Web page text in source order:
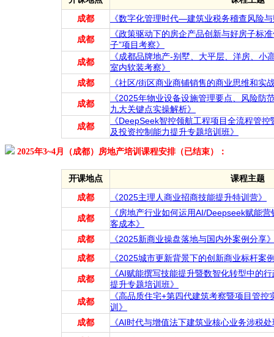
成都 《数字化管理时代—建筑业税务稽查风险
成都
《政策驱动下的房企产品创新与好房子标
子”项目考察》
成都
《成都品牌地产-别墅、大平层、洋房、小
室内软装考察》
成都
《社区/街区商业商铺销售的商业思维和实
成都
《2025年物业设备设施管理要点、风险防
九大关键点实操解析》
成都
《DeepSeek智控领航工程项目全流程管
及投资控制能力提升专题培训班》
2025年3~4月（成都）房地产培训课程安排（已结束）：
开课地点 课程主题
成都 《2025主理人商业招商技能提升特训营》
成都
《房地产行业如何运用AI/Deepseek赋能
客成本》
成都
《2025新商业操盘落地与国内外案例分享
成都
《2025城市更新背景下的创新商业标杆案
成都
《AI赋能撰写技能提升暨数智化转型中的
提升专题培训班》
成都
《高品质住宅+第四代建筑考察暨项目管
训》
成都
《AI时代与增值法下建筑业核心业务涉税